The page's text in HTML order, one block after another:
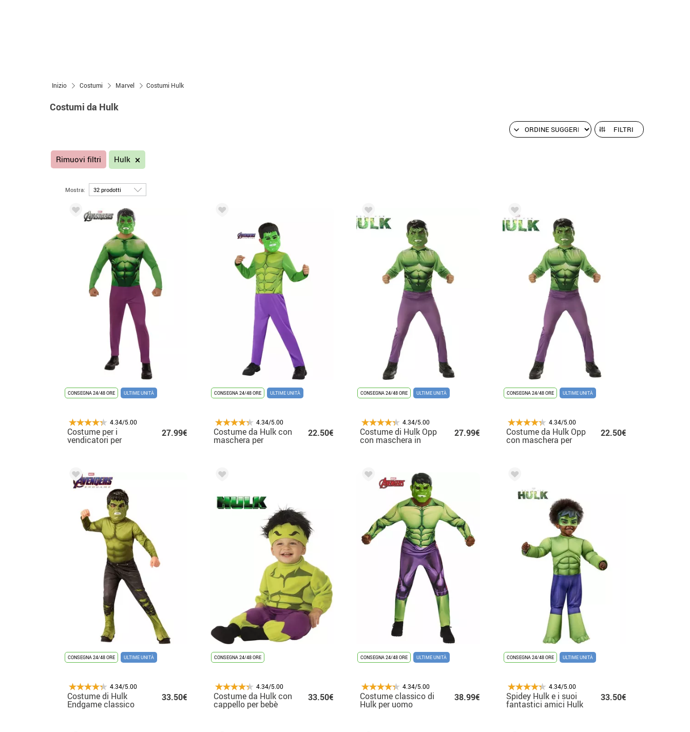
Inizio Costumi Marvel Costumi Hulk
Costumi da Hulk
FILTRI
Rimuovi filtri Hulk
Mostra:
CONSEGNA 24/48 ORE ULTIME UNITÀ
4.34/5.00
Costume per i
vendicatori per
27.99€
CONSEGNA 24/48 ORE ULTIME UNITÀ
4.34/5.00
Costume da Hulk con
maschera per
22.50€
CONSEGNA 24/48 ORE ULTIME UNITÀ
4.34/5.00
Costume di Hulk Opp
con maschera in
27.99€
CONSEGNA 24/48 ORE ULTIME UNITÀ
4.34/5.00
Costume da Hulk Opp
con maschera per
22.50€
CONSEGNA 24/48 ORE ULTIME UNITÀ
4.34/5.00
Costume di Hulk
Endgame classico
per bambini
33.50€
CONSEGNA 24/48 ORE
4.34/5.00
Costume da Hulk con
cappello per bebè
33.50€
CONSEGNA 24/48 ORE ULTIME UNITÀ
4.34/5.00
Costume classico di
Hulk per uomo
38.99€
CONSEGNA 24/48 ORE ULTIME UNITÀ
4.34/5.00
Spidey Hulk e i suoi
fantastici amici Hulk
33.50€